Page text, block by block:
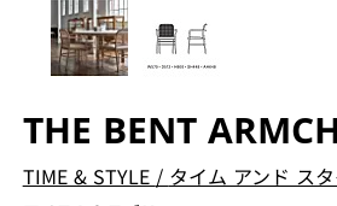
THE BENT
TIME & STYLE / タイム アンド ス